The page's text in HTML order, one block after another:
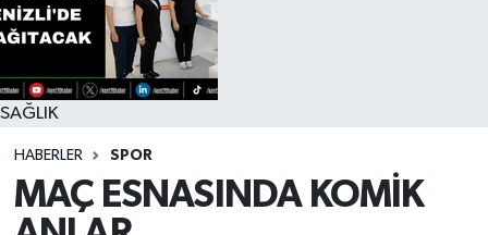
SAĞLIK
HABERLER SPOR
MAÇ ESNASINDA KOMİK